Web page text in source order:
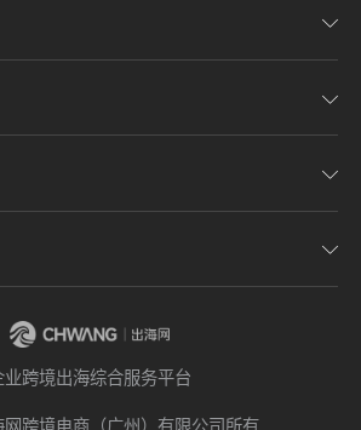
业跨境出海综合服务平台